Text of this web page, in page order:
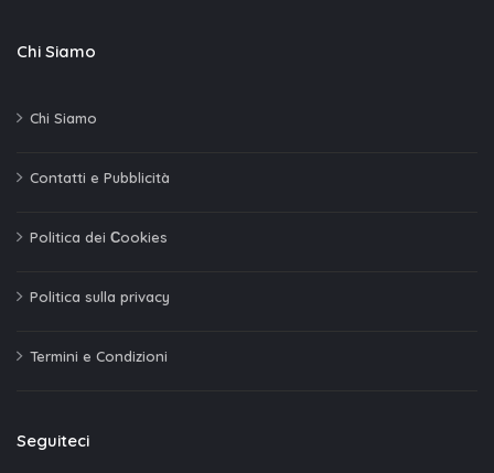
Chi Siamo
Chi Siamo
Contatti e Pubblicità
Politica dei Сookies
Politica sulla privacy
Termini e Condizioni
Seguiteci